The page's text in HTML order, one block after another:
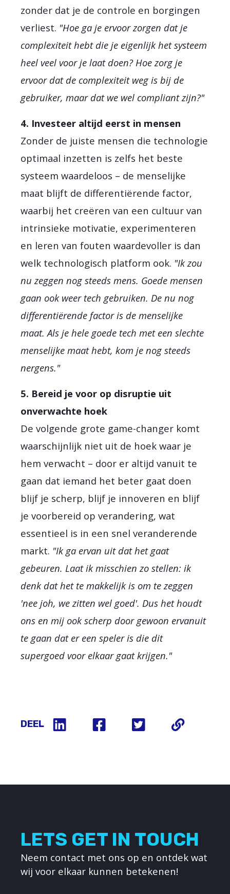
zonder dat je de controle en borgingen
verliest. "Hoe ga je ervoor zorgen dat je
complexiteit hebt die je eigenlijk het systeem
heel veel voor je laat doen? Hoe zorg je
ervoor dat de complexiteit weg is bij de
gebruiker, maar dat we wel compliant zijn?"
4. Investeer altijd eerst in mensen
Zonder de juiste mensen die technologie
optimaal inzetten is zelfs het beste
systeem waardeloos – de menselijke
maat blijft de differentiërende factor,
waarbij het creëren van een cultuur van
intrinsieke motivatie, experimenteren
en leren van fouten waardevoller is dan
welk technologisch platform ook. "Ik zou
nu zeggen nog steeds mens. Goede mensen
gaan ook weer tech gebruiken. De nu nog
differentiërende factor is de menselijke
maat. Als je hele goede tech met een slechte
menselijke maat hebt, kom je nog steeds
nergens."
5. Bereid je voor op disruptie uit
onverwachte hoek
De volgende grote game-changer komt
waarschijnlijk niet uit de hoek waar je
hem verwacht – door er altijd vanuit te
gaan dat iemand het beter gaat doen
blijf je scherp, blijf je innoveren en blijf
je voorbereid op verandering, wat
essentieel is in een snel veranderende
markt. "Ik ga ervan uit dat het gaat
gebeuren. Laat ik misschien zo stellen: ik
denk dat het te makkelijk is om te zeggen
'nee joh, we zitten wel goed'. Dus het houdt
ons en mij ook scherp door gewoon ervanuit
te gaan dat er een speler is die dit
supergoed voor elkaar gaat krijgen."
DEEL
LETS GET IN TOUCH
Neem contact met ons op en ontdek wat
wij voor elkaar kunnen betekenen!